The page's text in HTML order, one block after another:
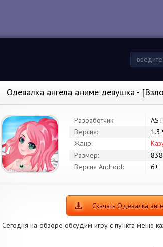
Одевалка ангела аниме девушка -
Разработчик:
Версия:
Жанр:
Размер:
Версия Android:
6+
Скачать Одевалка
Сегодня на обзоре обсудим игру с пункта меню